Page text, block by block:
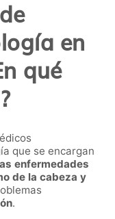
en
qué
que se encargan
enfermedades
de la cabeza y
.